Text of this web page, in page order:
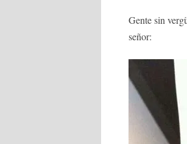
Gente sin
señor: